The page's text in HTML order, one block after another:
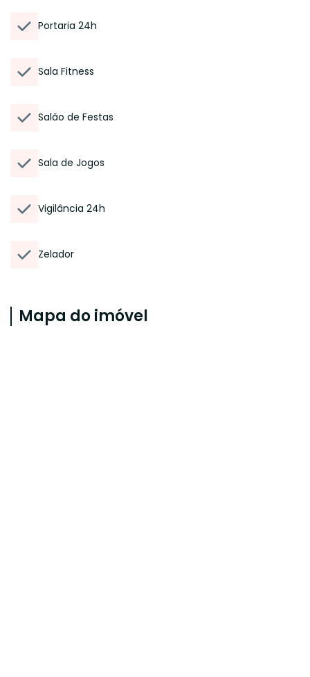
Portaria 24h
Sala Fitness
Salão de Festas
Sala de Jogos
Vigilância 24h
Zelador
Mapa do imóvel